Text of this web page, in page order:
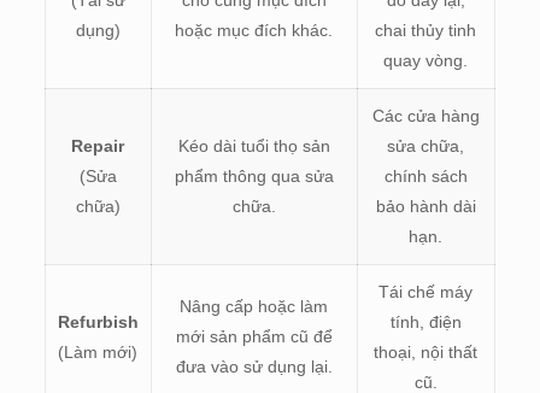
dụng)
hoặc mục đích khác.
chai thủy tinh
quay vòng.
Repair
(Sửa
chữa)
Kéo dài tuổi thọ sản
phẩm thông qua sửa
chữa.
Các cửa hàng
sửa chữa,
chính sách
bảo hành dài
hạn.
Refurbish
(Làm mới)
Nâng cấp hoặc làm
mới sản phẩm cũ để
đưa vào sử dụng lại.
Tái chế máy
tính, điện
thoại, nội thất
cũ.